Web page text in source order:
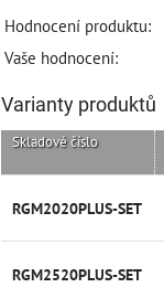
Hodnocení produktu:
Vaše hodnocení:
Varianty produktů
Skladové číslo
RGM2020PLUS-SET
RGM2520PLUS-SET